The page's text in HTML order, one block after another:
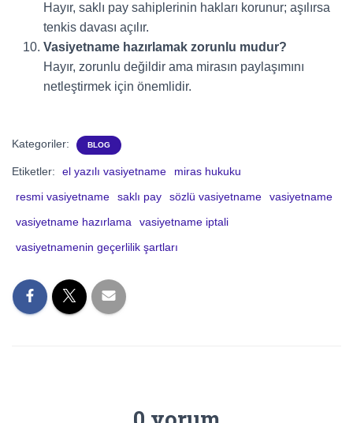
Hayır, saklı pay sahiplerinin hakları korunur; aşılırsa
tenkis davası açılır.
Vasiyetname hazırlamak zorunlu mudur?
Hayır, zorunlu değildir ama mirasın paylaşımını
netleştirmek için önemlidir.
Kategoriler: BLOG
Etiketler: el yazılı vasiyetname
miras hukuku
resmi vasiyetname
saklı pay sözlü vasiyetname
vasiyetname
vasiyetname hazırlama
vasiyetname iptali
vasiyetnamenin geçerlilik şartları